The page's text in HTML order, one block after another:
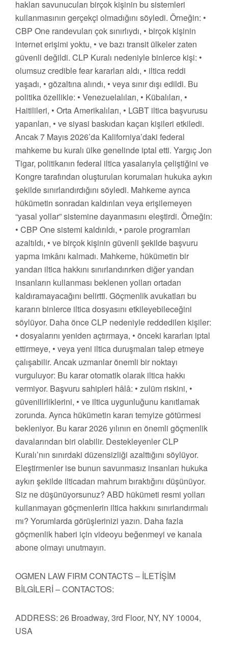
hakları savunucuları birçok kişinin bu sistemleri
kullanmasının gerçekçi olmadığını söyledi. Örneğin: •
CBP One randevuları çok sınırlıydı, • birçok kişinin
internet erişimi yoktu, • ve bazı transit ülkeler zaten
güvenli değildi. CLP Kuralı nedeniyle binlerce kişi: •
olumsuz credible fear kararları aldı, • iltica reddi
yaşadı, • gözaltına alındı, • veya sınır dışı edildi. Bu
politika özellikle: • Venezuelalıları, • Kübalıları, •
Haitilileri, • Orta Amerikalıları, • LGBT iltica başvurusu
yapanları, • ve siyasi baskıdan kaçan kişileri etkiledi.
Ancak 7 Mayıs 2026’da Kaliforniya’daki federal
mahkeme bu kuralı ülke genelinde iptal etti. Yargıç Jon
Tigar, politikanın federal iltica yasalarıyla çeliştiğini ve
Kongre tarafından oluşturulan korumaları hukuka aykırı
şekilde sınırlandırdığını söyledi. Mahkeme ayrıca
hükümetin sonradan kaldırılan veya erişilemeyen
“yasal yollar” sistemine dayanmasını eleştirdi. Örneğin:
• CBP One sistemi kaldırıldı, • parole programları
azaltıldı, • ve birçok kişinin güvenli şekilde başvuru
yapma imkânı kalmadı. Mahkeme, hükümetin bir
yandan iltica hakkını sınırlandırırken diğer yandan
insanların kullanması beklenen yolları ortadan
kaldıramayacağını belirtti. Göçmenlik avukatları bu
kararın binlerce iltica dosyasını etkileyebileceğini
söylüyor. Daha önce CLP nedeniyle reddedilen kişiler:
• dosyalarını yeniden açtırmaya, • önceki kararları iptal
ettirmeye, • veya yeni iltica duruşmaları talep etmeye
çalışabilir. Ancak uzmanlar önemli bir noktayı
vurguluyor: Bu karar otomatik olarak iltica hakkı
vermiyor. Başvuru sahipleri hâlâ: • zulüm riskini, •
güvenilirliklerini, • ve iltica uygunluğunu kanıtlamak
zorunda. Ayrıca hükümetin kararı temyize götürmesi
bekleniyor. Bu karar 2026 yılının en önemli göçmenlik
davalarından biri olabilir. Destekleyenler CLP
Kuralı’nın sınırdaki düzensizliği azalttığını söylüyor.
Eleştirmenler ise bunun savunmasız insanları hukuka
aykırı şekilde ilticadan mahrum bıraktığını düşünüyor.
Siz ne düşünüyorsunuz? ABD hükümeti resmi yolları
kullanmayan göçmenlerin iltica hakkını sınırlandırmalı
mı? Yorumlarda görüşlerinizi yazın. Daha fazla
göçmenlik haberi için videoyu beğenmeyi ve kanala
abone olmayı unutmayın.
OGMEN LAW FIRM CONTACTS – İLETİŞİM
BİLGİLERİ – CONTACTOS:
ADDRESS: 26 Broadway, 3rd Floor, NY, NY 10004,
USA